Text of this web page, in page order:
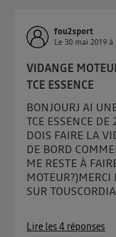
fou2sport
Le30 mai 2019 à
VIDANGE
TCE ESSENCE
BONJOURJ AI
TCE ESSENCE
DOIS FAIRE LA
DE BORD
ME RESTE À
MOTEUR?)MERCI
SUR
Lire les 4 réponses